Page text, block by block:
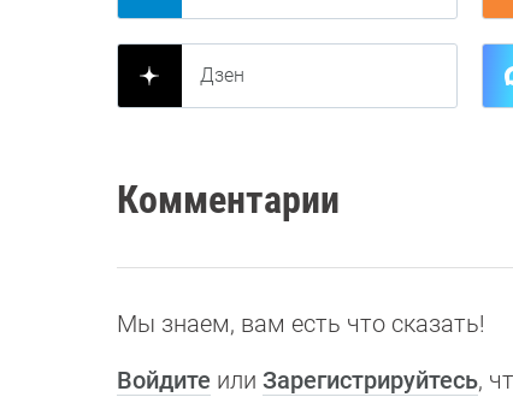
Дзен
Комментарии
Мы знаем, вам есть что сказать!
Войдите или Зарегистрируйтесь,